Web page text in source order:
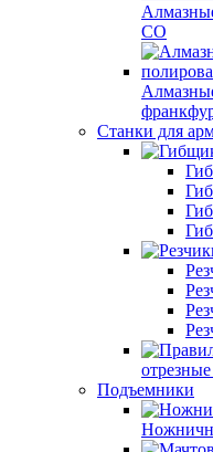
СО
Станки для
Подъемники